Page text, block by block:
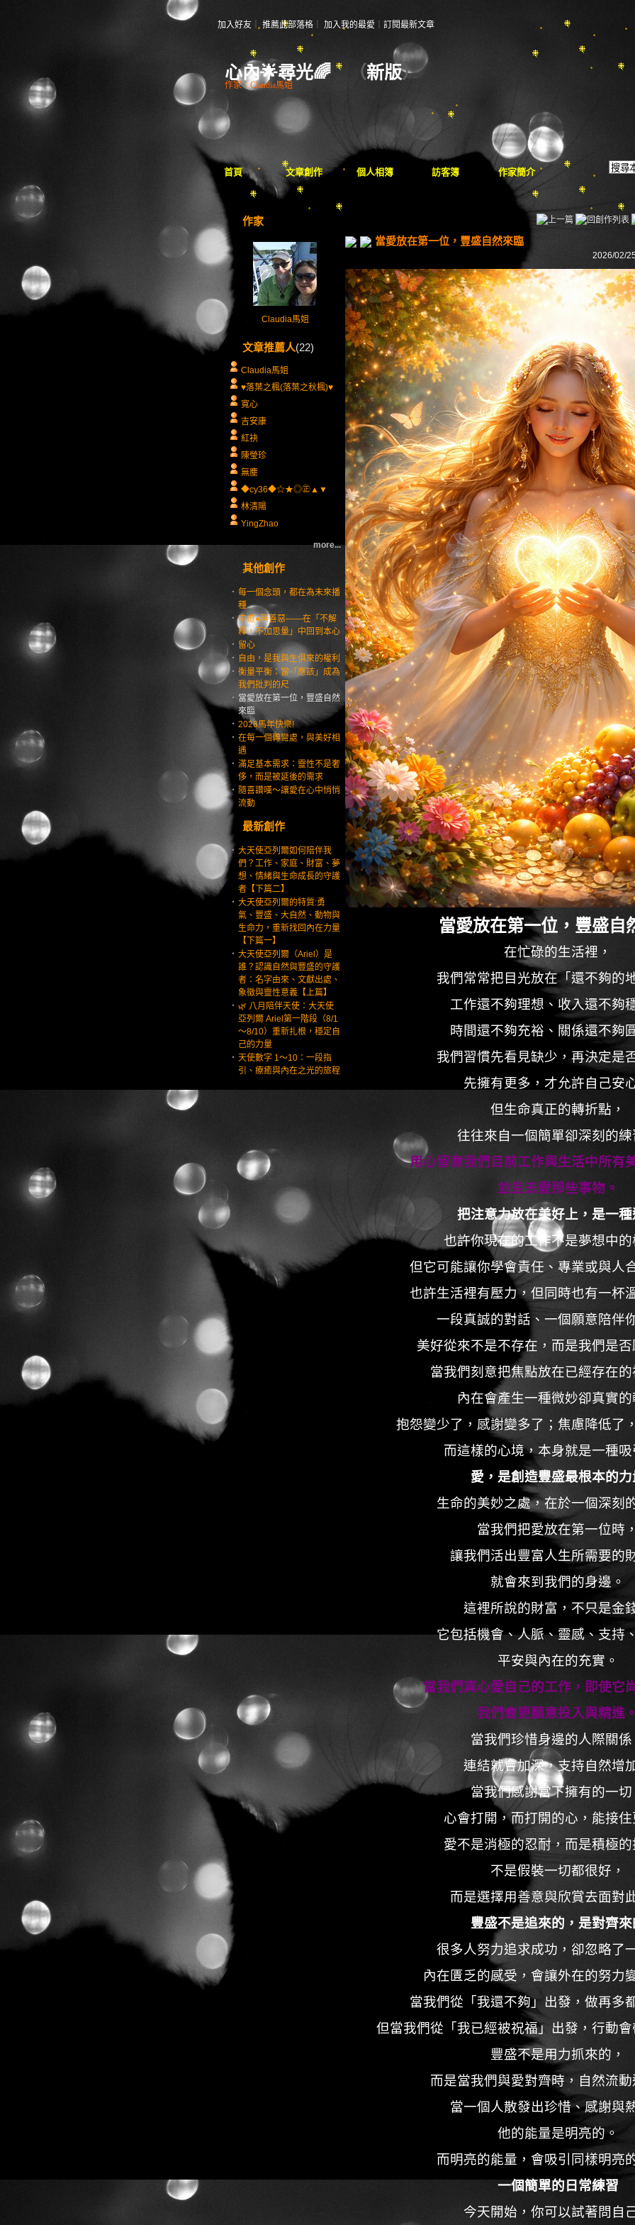
心內🌟尋光🌈 （新版）
首頁 文章創作 個人相簿 訪客簿 作家簡介
加入好友 ｜ 推薦此部落格 加入我的最愛 訂閱最新文章
作家：Claudia馬姐
作家
Claudia馬姐
文章推薦人(22)
Claudia馬姐
♥落葉之楓(落葉之秋楓)♥
寬心
吉安康
紅袂
陳瑩珍
無塵
◆cy36◆☆★◎㊣▲▼
林清陽
YingZhao
more...
其他創作
‧ 每一個念頭，都在為未來播
種
‧中道●無善惡——在「不解
釋，不加思量」中回到本心
‧ 留心
‧ 自由，是我與生俱來的權利
‧ 衡量平衡：當「應該」成為
我們批判的尺
‧ 當愛放在第一位，豐盛自然
來臨
‧ 2026馬年快樂!
‧ 在每一個轉彎處，與美好相
遇
‧ 滿足基本需求：靈性不是奢
侈，而是被延後的需求
‧ 隨喜讚嘆～讓愛在心中悄悄
流動
最新創作
‧ 大天使亞列爾如何陪伴我
們？工作、家庭、財富、夢
想、情緒與生命成長的守護
者【下篇二】
‧ 大天使亞列爾的特質:勇
氣、豐盛、大自然、動物與
生命力，重新找回內在力量
【下篇一】
‧ 大天使亞列爾（Ariel）是
誰？認識自然與豐盛的守護
者：名字由來、文獻出處、
象徵與靈性意義【上篇】
‧ 🌿 八月陪伴天使：大天使
亞列爾 Ariel第一階段（8/1
～8/10）重新扎根，穩定自
己的力量
‧ 天使數字 1～10：一段指
引、療癒與內在之光的旅程
當愛放在第一位，豐盛自然來臨
2026/02/
當愛放在第一位，豐盛自
在忙碌的生活裡，
我們常常把目光放在「還不夠的
工作還不夠理想、收入還不夠
時間還不夠充裕、關係還不夠
我們習慣先看見缺少，再決定是
先擁有更多，才允許自己安
但生命真正的轉折點，
往往來自一個簡單卻深刻的練
用心留意我們目前工作與生活中所有
並且去愛那些事物。
把注意力放在美好上，是一種
也許你現在的工作不是夢想中
但它可能讓你學會責任、專業或與人
也許生活裡有壓力，但同時也有一杯
一段真誠的對話、一個願意陪伴
美好從來不是不存在，而是我們是
當我們刻意把焦點放在已經存在
內在會產生一種微妙卻真實的
抱怨變少了，感謝變多了；焦慮降低了
而這樣的心境，本身就是一種
愛，是創造豐盛最根本的力
生命的美妙之處，在於一個深刻
當我們把愛放在第一位時
讓我們活出豐富人生所需要的
就會來到我們的身邊。
這裡所說的財富，不只是金
它包括機會、人脈、靈感、支持
平安與內在的充實。
當我們真心愛自己的工作，即使它
我們會更願意投入與精進
當我們珍惜身邊的人際關係
連結就會加深，支持自然增
當我們感謝當下擁有的一切
心會打開，而打開的心，能接
愛不是消極的忍耐，而是積極
不是假裝一切都很好，
而是選擇用善意與欣賞去面對
豐盛不是追來的，是對齊來
很多人努力追求成功，卻忽略了
內在匱乏的感受，會讓外在的努力
當我們從「我還不夠」出發，做再多
但當我們從「我已經被祝福」出發，行動
豐盛不是用力抓來的，
而是當我們與愛對齊時，自然流
當一個人散發出珍惜、感謝與
他的能量是明亮的。
而明亮的能量，會吸引同樣明亮
一個簡單的日常練習
今天開始，你可以試著問自